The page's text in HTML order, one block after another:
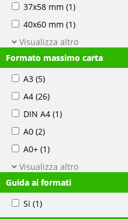
37x58 mm (1)
40x60 mm (1)
Visualizza altro
Formato massimo carta
A3 (5)
A4 (26)
DIN A4 (1)
A0 (2)
A0+ (1)
Visualizza altro
Guida ai formati
Si (1)